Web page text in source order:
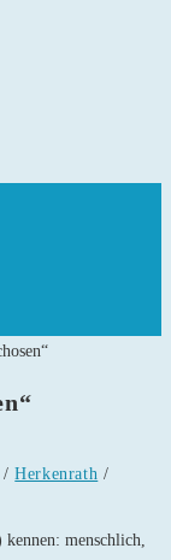
/ Herkenrath /
kennen: menschlich,